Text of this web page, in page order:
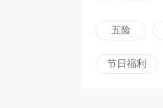
五险
节日福利